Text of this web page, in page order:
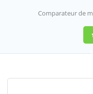
Comparateur de